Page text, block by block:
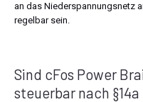
an das Niederspannungsnetz
regelbar sein.
Sind cFos Power
steuerbar nach §14a